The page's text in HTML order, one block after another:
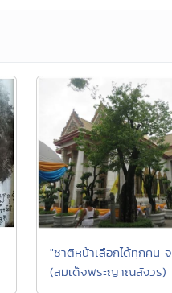
"ชาติหน้าเลือกได้ทุกคน
(สมเด็จพระญาณสังวร)